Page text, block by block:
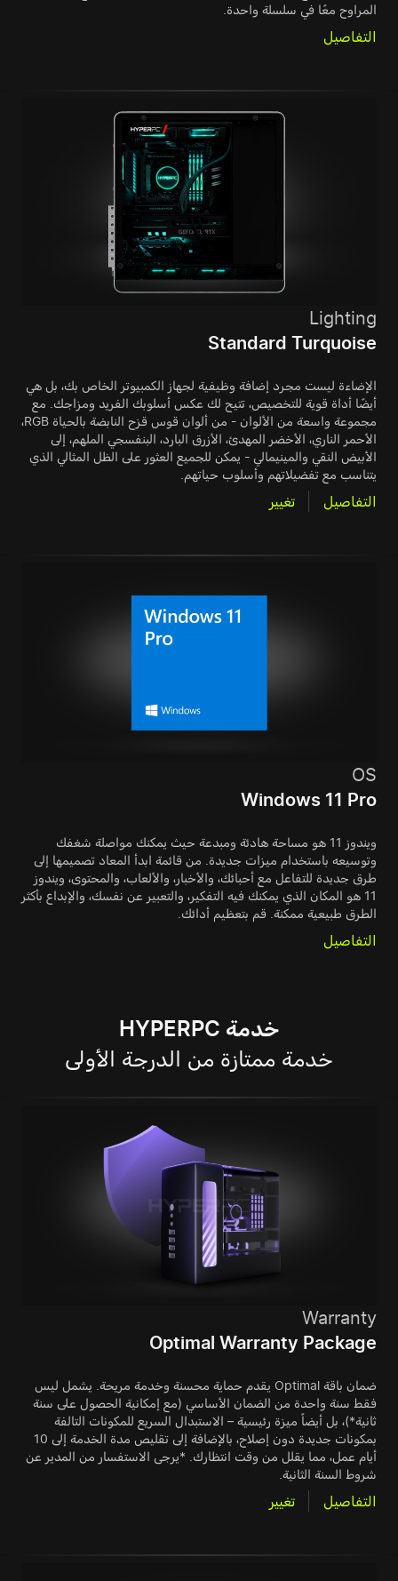
المراوح معًا في سلسلة واحدة.
التفاصيل
Lighting
Standard Turquoise
الإضاءة ليست مجرد إضافة وظيفية لجهاز الكمبيوتر الخاص بك، بل هي
أيضًا أداة قوية للتخصيص، تتيح لك عكس أسلوبك الفريد ومزاجك. مع
مجموعة واسعة من الألوان - من ألوان قوس قزح النابضة بالحياة RGB،
الأحمر الناري، الأخضر المهدئ، الأزرق البارد، البنفسجي الملهم، إلى
الأبيض النقي والمينيمالي - يمكن للجميع العثور على الظل المثالي الذي
يتناسب مع تفضيلاتهم وأسلوب حياتهم.
التفاصيل تغيير
OS
Windows 11 Pro
ويندوز 11 هو مساحة هادئة ومبدعة حيث يمكنك مواصلة شغفك
وتوسيعه باستخدام ميزات جديدة. من قائمة ابدأ المعاد تصميمها إلى
طرق جديدة للتفاعل مع أحبائك، والأخبار، والألعاب، والمحتوى، ويندوز
11 هو المكان الذي يمكنك فيه التفكير، والتعبير عن نفسك، والإبداع بأكثر
الطرق طبيعية ممكنة. قم بتعظيم أدائك.
التفاصيل
خدمة HYPERPC
خدمة ممتازة من الدرجة الأولى
Warranty
Optimal Warranty Package
ضمان باقة Optimal يقدم حماية محسنة وخدمة مريحة. يشمل ليس
فقط سنة واحدة من الضمان الأساسي (مع إمكانية الحصول على سنة
ثانية*)، بل أيضاً ميزة رئيسية – الاستبدال السريع للمكونات التالفة
بمكونات جديدة دون إصلاح، بالإضافة إلى تقليص مدة الخدمة إلى 10
أيام عمل، مما يقلل من وقت انتظارك. *يرجى الاستفسار من المدير عن
شروط السنة الثانية.
التفاصيل تغيير